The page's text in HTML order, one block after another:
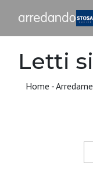
Letti
Home -